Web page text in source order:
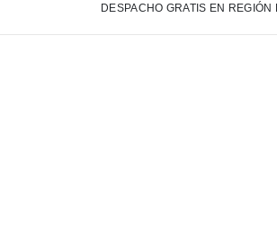
DESPACHO GRATIS EN